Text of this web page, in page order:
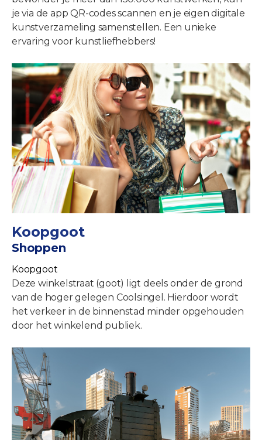
je via de app QR-codes scannen en je eigen digitale
kunstverzameling samenstellen. Een unieke
ervaring voor kunstliefhebbers!
Koopgoot
Shoppen
Koopgoot
Deze winkelstraat (goot) ligt deels onder de grond
van de hoger gelegen Coolsingel. Hierdoor wordt
het verkeer in de binnenstad minder opgehouden
door het winkelend publiek.